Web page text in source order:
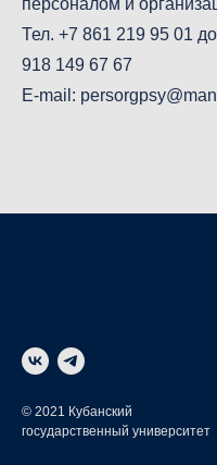
персоналом и
Тел. +7 861 219 95 01
918 149 67 67
Е-mail:
© 2021 Кубанский
государственный университет